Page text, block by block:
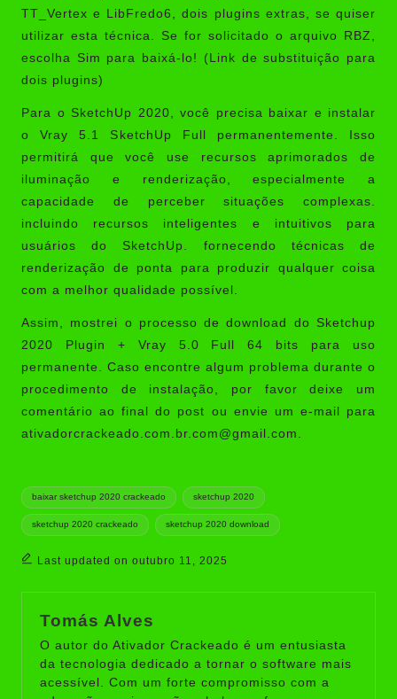
TT_Vertex e LibFredo6, dois plugins extras, se quiser
utilizar esta técnica. Se for solicitado o arquivo RBZ,
escolha Sim para baixá-lo! (Link de substituição para
dois plugins)
Para o SketchUp 2020, você precisa baixar e instalar
o Vray 5.1 SketchUp Full permanentemente. Isso
permitirá que você use recursos aprimorados de
iluminação e renderização, especialmente a
capacidade de perceber situações complexas.
incluindo recursos inteligentes e intuitivos para
usuários do SketchUp. fornecendo técnicas de
renderização de ponta para produzir qualquer coisa
com a melhor qualidade possível.
Assim, mostrei o processo de download do Sketchup
2020 Plugin + Vray 5.0 Full 64 bits para uso
permanente. Caso encontre algum problema durante o
procedimento de instalação, por favor deixe um
comentário ao final do post ou envie um e-mail para
ativadorcrackeado.com.br.com@gmail.com .
Tags:
baixar sketchup 2020 crackeado sketchup 2020
sketchup 2020 crackeado sketchup 2020 download
Last updated on outubro 11, 2025
Tomás Alves
O autor do Ativador Crackeado é um entusiasta
da tecnologia dedicado a tornar o software mais
acessível. Com um forte compromisso com a